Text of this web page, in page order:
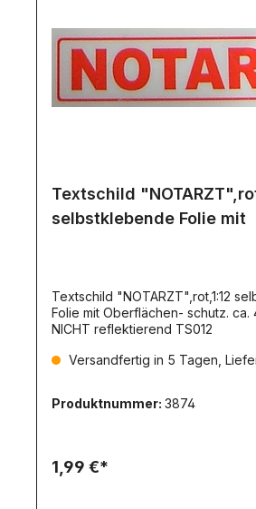
Textschild
selbstklebende Folie mit
Textschild "NOTARZT",rot,1:12
Folie mit Oberflächen- schutz. ca.
NICHT reflektierend TS012
Versandfertig in 5 Tagen,
Produktnummer: 3874
1,99 €*